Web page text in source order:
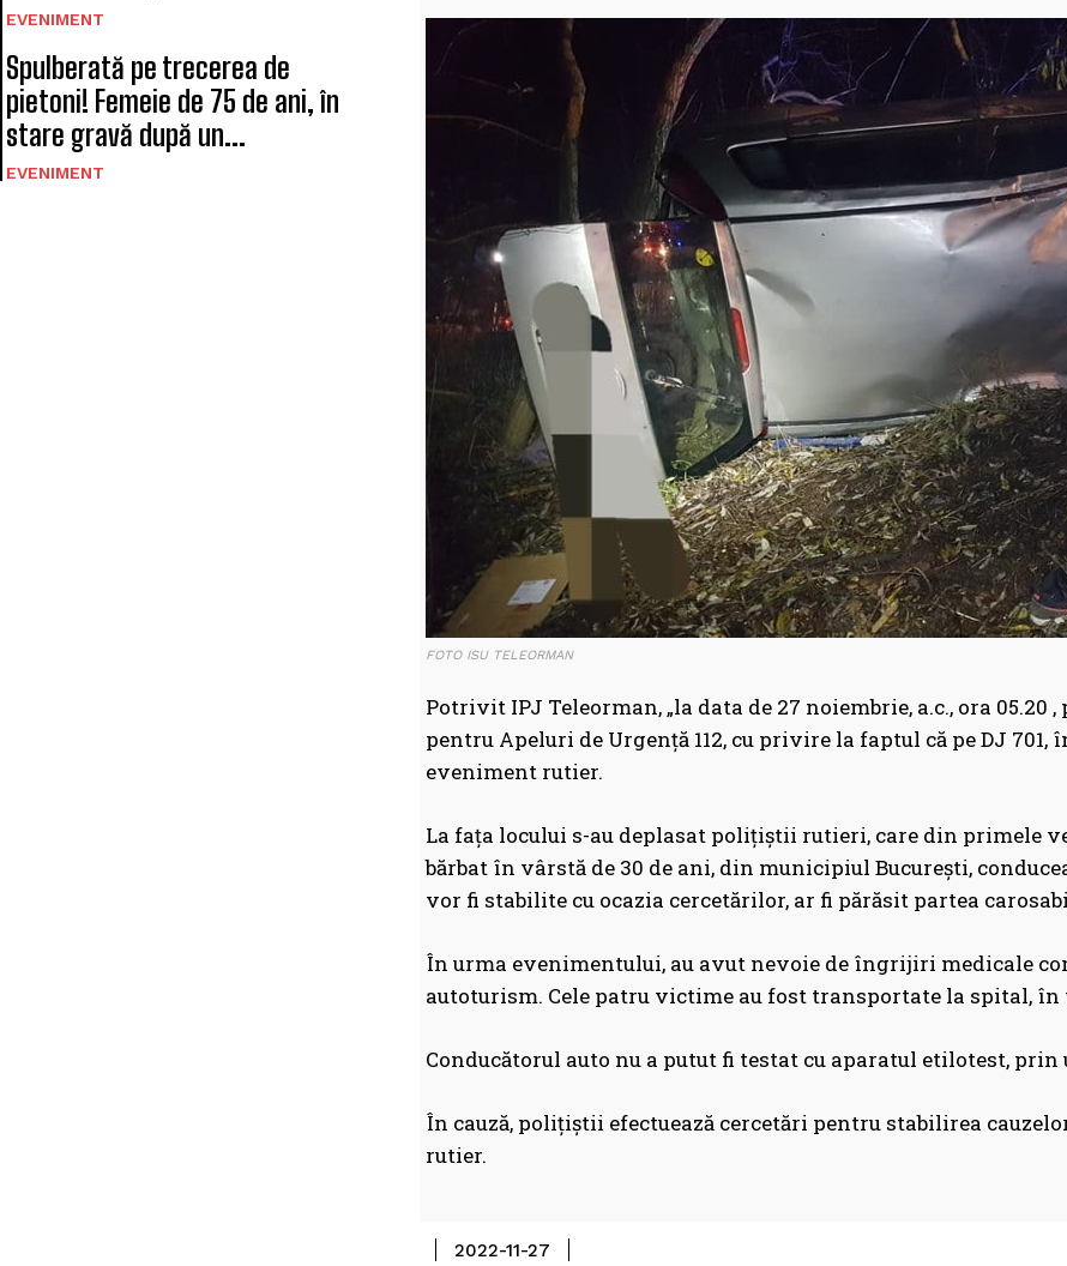
EVENIMENT
Spulberată pe trecerea de
pietoni! Femeie de 75 de ani, în
stare gravă după un...
EVENIMENT
FOTO ISU TELEORMAN
Potrivit IPJ Teleorman, „la data de 27 noiembrie, a.c., ora
pentru Apeluri de Urgență 112, cu privire la faptul că pe DJ
eveniment rutier.
La fața locului s-au deplasat polițiștii rutieri, care din primele
bărbat în vârstă de 30 de ani, din municipiul București,
vor fi stabilite cu ocazia cercetărilor, ar fi părăsit partea
În urma evenimentului, au avut nevoie de îngrijiri medicale
autoturism. Cele patru victime au fost transportate la spital,
Conducătorul auto nu a putut fi testat cu aparatul etilotest,
În cauză, polițiștii efectuează cercetări pentru stabilirea
rutier.
2022-11-27